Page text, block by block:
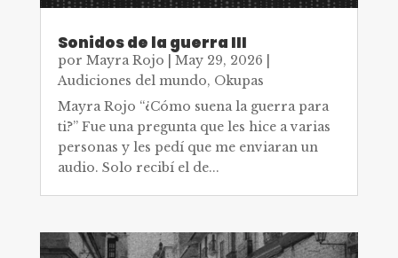
Sonidos de la guerra III
por Mayra Rojo May 29, 2026
Audiciones del mundo, Okupas
Mayra Rojo “¿Cómo suena la guerra para
ti?” Fue una pregunta que les hice a varias
personas y les pedí que me enviaran un
audio. Solo recibí el de...